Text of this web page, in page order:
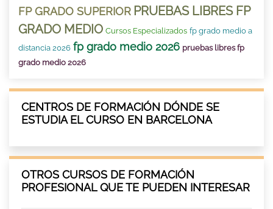
FP GRADO SUPERIOR PRUEBAS LIBRES FP
GRADO MEDIO Cursos Especializados fp grado medio a
distancia 2026 fp grado medio 2026 pruebas libres fp
grado medio 2026
CENTROS DE FORMACIÓN DÓNDE SE
ESTUDIA EL CURSO EN BARCELONA
OTROS CURSOS DE FORMACIÓN
PROFESIONAL QUE TE PUEDEN INTERESAR